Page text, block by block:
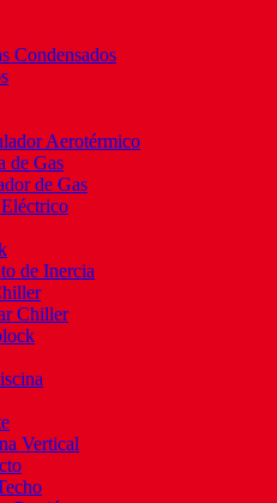
Condensados
Aerotérmico
de Gas
de Gas
de Inercia
Chiller
Vertical